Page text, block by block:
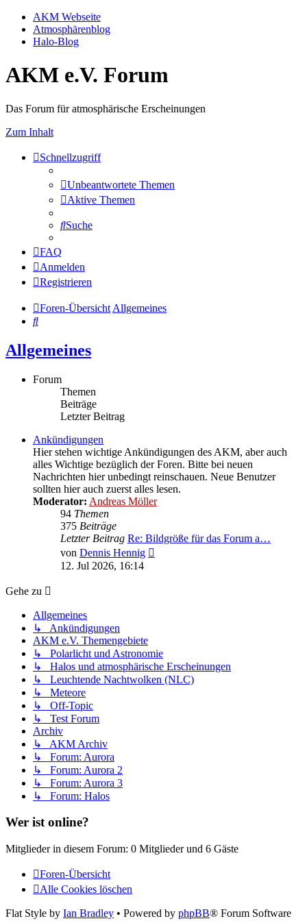
AKM Webseite
Atmosphärenblog
Halo-Blog
AKM e.V. Forum
Das Forum für atmosphärische Erscheinungen
Zum Inhalt
Schnellzugriff
Unbeantwortete Themen
Aktive Themen
Suche
FAQ
Anmelden
Registrieren
Foren-Übersicht Allgemeines
Suche
Allgemeines
Forum
Themen
Beiträge
Letzter Beitrag
Ankündigungen
Hier stehen wichtige Ankündigungen des AKM, aber auch
alles Wichtige bezüglich der Foren. Bitte bei neuen
Nachrichten hier unbedingt reinschauen. Neue Benutzer
sollten hier auch zuerst alles lesen.
Moderator: Andreas Möller
94 Themen
375 Beiträge
Letzter Beitrag Re: Bildgröße für das Forum a…
von Dennis Hennig
12. Jul 2026, 16:14
Gehe zu
Allgemeines
↳ Ankündigungen
AKM e.V. Themengebiete
↳ Polarlicht und Astronomie
↳ Halos und atmosphärische Erscheinungen
↳ Leuchtende Nachtwolken (NLC)
↳ Meteore
↳ Off-Topic
↳ Test Forum
Archiv
↳ AKM Archiv
↳ Forum: Aurora
↳ Forum: Aurora 2
↳ Forum: Aurora 3
↳ Forum: Halos
Wer ist online?
Mitglieder in diesem Forum: 0 Mitglieder und 6 Gäste
Foren-Übersicht
Alle Cookies löschen
Flat Style by Ian Bradley • Powered by phpBB® Forum Software